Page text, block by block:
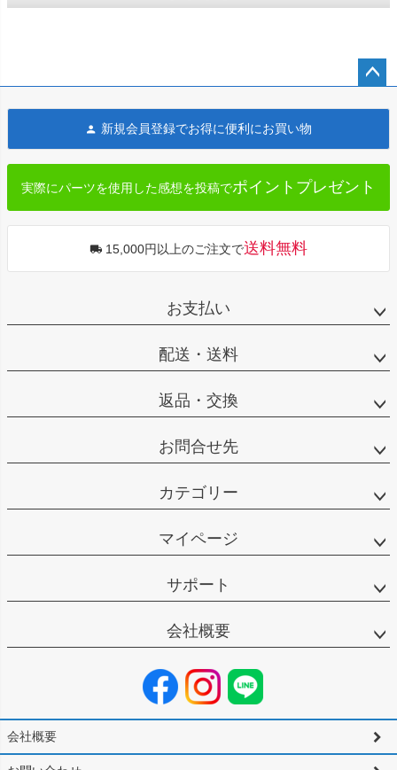
へ
新規会員登録でお得に便利にお買い物
実際にパーツを使用した感想を投稿でポイントプレゼント
15,000円以上のご注文で送料無料
お支払い
配送・送料
返品・交換
お問合せ先
カテゴリー
マイページ
サポート
会社概要
会社概要